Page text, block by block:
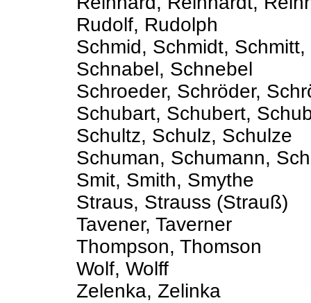
Rudolf, Rudolph
Schmid, Schmidt, Schmitt,
Schnabel, Schnebel
Schroeder, Schröder,
Schubart, Schubert,
Schultz, Schulz, Schulze
Schuman, Schumann,
Smit, Smith, Smythe
Straus, Strauss (Strauß)
Tavener, Taverner
Thompson, Thomson
Wolf, Wolff
Zelenka, Zelinka